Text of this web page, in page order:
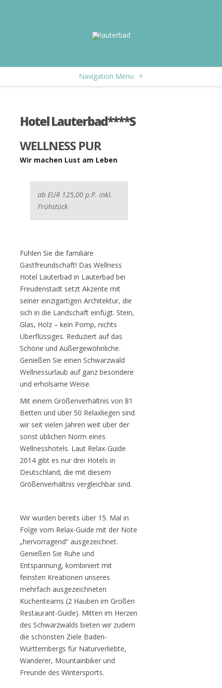
Navigation Menu +
Hotel Lauterbad****S
WELLNESS PUR
Wir machen Lust am Leben
ab EUR 125,00 p.P. inkl.
Frühstück
Fühlen Sie die familiäre
Gastfreundschaft! Das Wellness
Hotel Lauterbad in Lauterbad bei
Freudenstadt setzt Akzente mit
seiner einzigartigen Architektur, die
sich in die Landschaft einfügt. Stein,
Glas, Holz – kein Pomp, nichts
Überflüssiges. Reduziert auf das
Schöne und Außergewöhnliche.
Genießen Sie einen Schwarzwald
Wellnessurlaub auf ganz besondere
und erholsame Weise.
Mit einem Größenverhältnis von 81
Betten und über 50 Relaxliegen sind
wir seit vielen Jahren weit über der
sonst üblichen Norm eines
Wellnesshotels. Laut Relax-Guide
2014 gibt es nur drei Hotels in
Deutschland, die mit diesem
Größenverhältnis vergleichbar sind.
Wir wurden bereits über 15. Mal in
Folge vom Relax-Guide mit der Note
„hervorragend“ ausgezeichnet.
Genießen Sie Ruhe und
Entspannung, kombiniert mit
feinsten Kreationen unseres
mehrfach ausgezeichneten
Küchenteams (2 Hauben im Großen
Restaurant-Guide). Mitten im Herzen
des Schwarzwalds bieten wir zudem
die schönsten Ziele Baden-
Württembergs für Naturverliebte,
Wanderer, Mountainbiker und
Freunde des Wintersports.